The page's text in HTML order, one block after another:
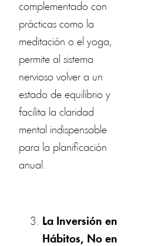
complementado con
prácticas como la
meditación o el yoga,
permite al sistema
nervioso volver a un
estado de equilibrio y
facilita la claridad
mental indispensable
para la planificación
anual.
La Inversión en
Hábitos, No en